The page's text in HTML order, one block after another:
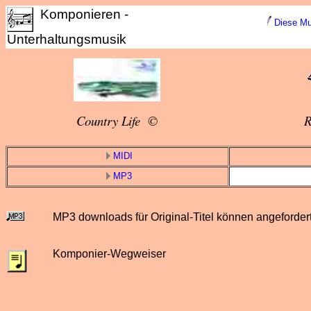
Komponieren -
Unterhaltungsmusik
Diese
Country Life ©
MIDI
MP3
MP3 downloads für Original-Titel können
Komponier-Wegweiser